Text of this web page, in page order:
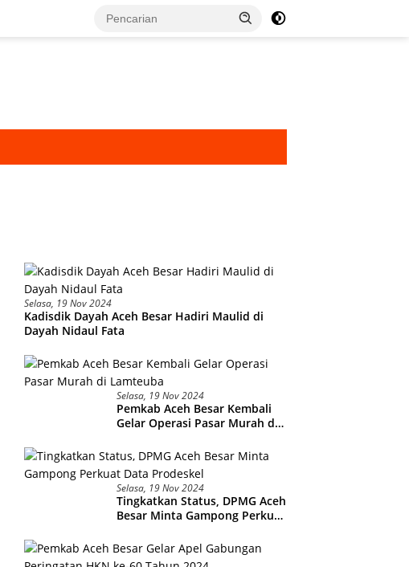
Selasa, 19 Nov 2024
Kadisdik Dayah Aceh Besar Hadiri Maulid di
Dayah Nidaul Fata
Selasa, 19 Nov 2024
Pemkab Aceh Besar Kembali
Gelar Operasi Pasar Murah di
Selasa, 19 Nov 2024
Tingkatkan Status, DPMG Aceh
Besar Minta Gampong Perkuat